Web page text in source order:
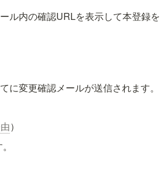
ル内の確認URLを表示して本登録を
変更確認メールが送信されます。
）